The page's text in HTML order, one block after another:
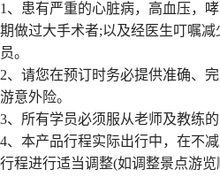
1、患有严重的心脏病，高血压，
期做过大手术者;以及经医生叮嘱
员。
2、请您在预订时务必提供准确、
游意外险。
3、所有学员必须服从老师及教练
4、本产品行程实际出行中，在不
行程进行适当调整(如调整景点游